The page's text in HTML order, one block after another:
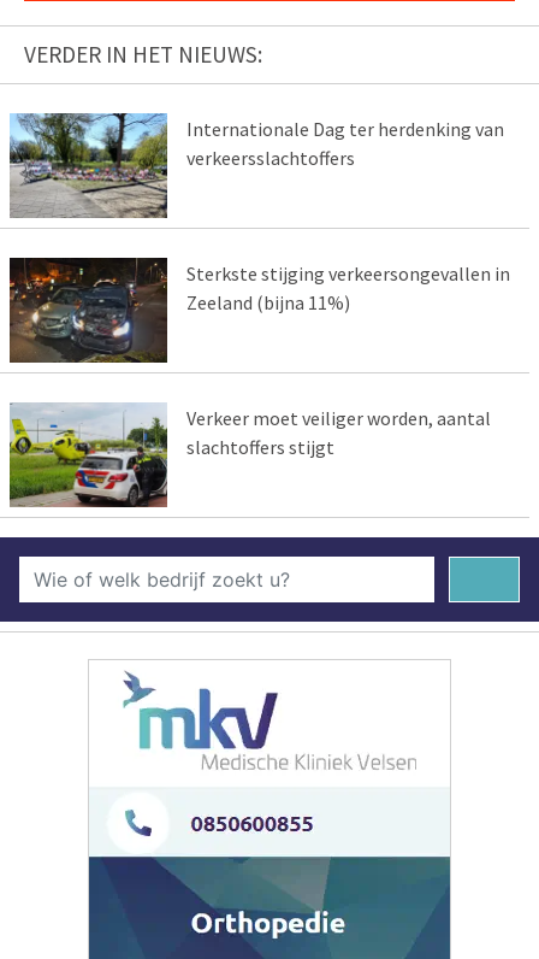
VERDER IN HET NIEUWS:
Internationale Dag ter herdenking van
verkeersslachtoffers
Sterkste stijging verkeersongevallen in
Zeeland (bijna 11%)
Verkeer moet veiliger worden, aantal
slachtoffers stijgt